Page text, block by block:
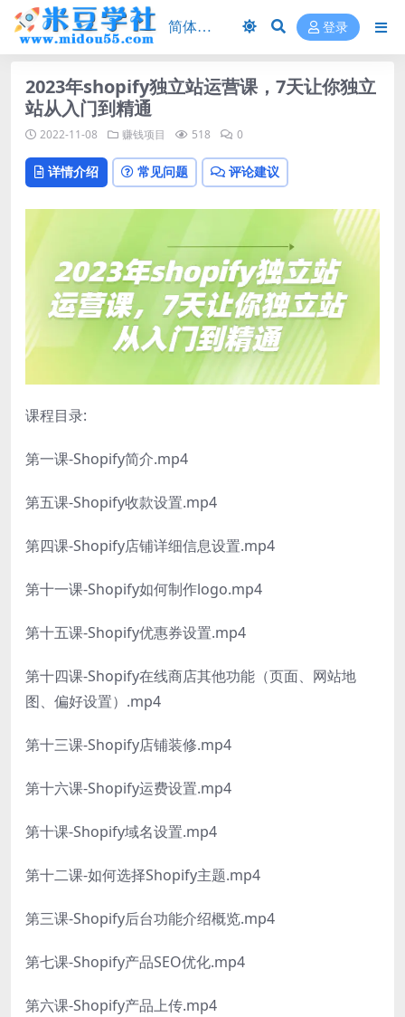
登录
2023年shopify独立站运营课，7天让你独立
站从入门到精通
2022-11-08 赚钱项目 518 0
详情介绍 常见问题 评论建议
课程目录:
第一课-Shopify简介.mp4
第五课-Shopify收款设置.mp4
第四课-Shopify店铺详细信息设置.mp4
第十一课-Shopify如何制作logo.mp4
第十五课-Shopify优惠券设置.mp4
第十四课-Shopify在线商店其他功能（页面、网站地
图、偏好设置）.mp4
第十三课-Shopify店铺装修.mp4
第十六课-Shopify运费设置.mp4
第十课-Shopify域名设置.mp4
第十二课-如何选择Shopify主题.mp4
第三课-Shopify后台功能介绍概览.mp4
第七课-Shopify产品SEO优化.mp4
第六课-Shopify产品上传.mp4